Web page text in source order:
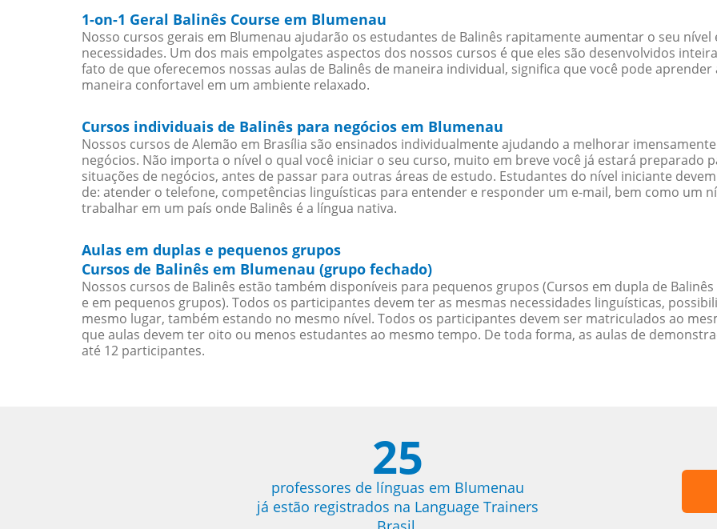
1-on-1 Geral Balinês Course em Blumenau
Nosso cursos gerais em Blumenau ajudarão os estudantes de Balinês rapitamente aumentar o seu nível
necessidades. Um dos mais empolgates aspectos dos nossos cursos é que eles são desenvolvidos
fato de que oferecemos nossas aulas de Balinês de maneira individual, significa que você pode
maneira confortavel em um ambiente relaxado.
Cursos individuais de Balinês para negócios em Blumenau
Nossos cursos de Alemão em Brasília são ensinados individualmente ajudando a melhorar
negócios. Não importa o nível o qual você iniciar o seu curso, muito em breve você já estará preparado
situações de negócios, antes de passar para outras áreas de estudo. Estudantes do nível iniciante
de: atender o telefone, competências linguísticas para entender e responder um e-mail, bem como um
trabalhar em um país onde Balinês é a língua nativa.
Aulas em duplas e pequenos grupos
Cursos de Balinês em Blumenau (grupo fechado)
Nossos cursos de Balinês estão também disponíveis para pequenos grupos (Cursos em dupla de
e em pequenos grupos). Todos os participantes devem ter as mesmas necessidades linguísticas,
mesmo lugar, também estando no mesmo nível. Todos os participantes devem ser matriculados ao
que aulas devem ter oito ou menos estudantes ao mesmo tempo. De toda forma, as aulas de
até 12 participantes.
25
professores de línguas em Blumenau
já estão registrados na Language Trainers